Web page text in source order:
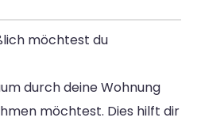
möchtest du
durch deine Wohnung
möchtest. Dies hilft dir